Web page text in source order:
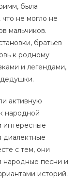
была
не могло не
мальчиков.
братьев
к родному
и легендами,
активную
народной
интересные
диалектные
с тем, они
народные песни и
историй.